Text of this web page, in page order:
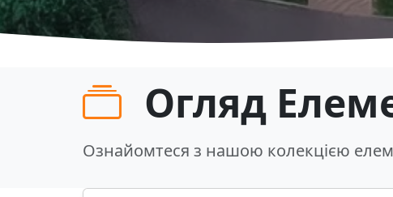
Огляд
Ознайомтеся з нашою колекцією